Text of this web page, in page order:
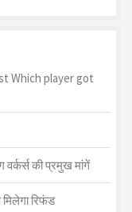
Which player got
वर्कर्स की प्रमुख मांगें
रिफंड